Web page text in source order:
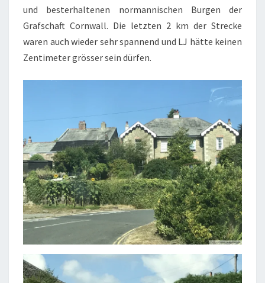
und besterhaltenen normannischen Burgen der
Grafschaft Cornwall. Die letzten 2 km der Strecke
waren auch wieder sehr spannend und LJ hätte keinen
Zentimeter grösser sein dürfen.